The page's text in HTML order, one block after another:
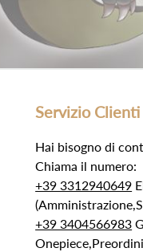
Servizio Clienti
Hai bisogno di
Chiama il numero:
+39 3312940649
+39 3404566983